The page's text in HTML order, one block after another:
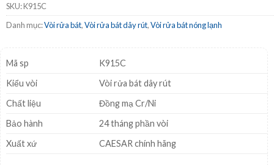
SKU:K915C
Danh mục:Vòi rửa bát,Vòi rửa bát dây rút,Vòi rửa bát nóng lạnh
Mã sp
K915C
Kiểu vòi
Vòi rửa bát dây rút
Chất liệu
Đồng mạ Cr/Ni
Bảo hành
24 tháng phần vòi
Xuất xứ
CAESAR chính hãng